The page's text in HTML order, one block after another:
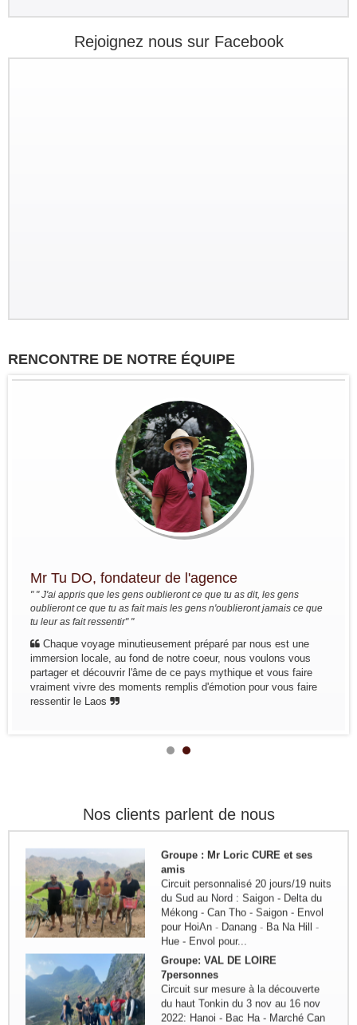
Rejoignez nous sur Facebook
RENCONTRE DE NOTRE ÉQUIPE
Mr Tu DO, fondateur de l'agence
" " J'ai appris que les gens oublieront ce que tu as dit, les gens
oublieront ce que tu as fait mais les gens n'oublieront jamais ce que
tu leur as fait ressentir" "
Chaque voyage minutieusement préparé par nous est une
immersion locale, au fond de notre coeur, nous voulons vous
partager et découvrir l'âme de ce pays mythique et vous faire
vraiment vivre des moments remplis d'émotion pour vous faire
ressentir le Laos
Nos clients parlent de nous
Circuit personnalisé 20 jours/19 nuits
du Sud au Nord : Saigon - Delta du
Mékong - Can Tho - Saigon - Envol
Hue - Envol pour...
Groupe: VAL DE LOIRE
7personnes
Circuit sur mesure à la découverte
du haut Tonkin du 3 nov au 16 nov
2022: Hanoi - Bac Ha - Marché Can
Cau - Thong Nguyen - Hoang Su Phi
- Ha Giang - Nam Dam -...
Groupe: VAR VIETNAM PASSION
2022: Marseille - Hanoi - Croisière
dans la baie de Lan Ha - Marché
ethnique Bac Ha - Thong Nguyen (
Groupe: SOURIONS A LA VIE ( 17
personnes)
Circuit à la carte pour le groupe
SOURIONS A LA VIE du 16
Remerciement de la famille
Groupe : Mr Loric CURE et ses
amis
Circuit personnalisé 20 jours/19 nuits
du Sud au Nord : Saigon - Delta du
Mékong - Can Tho - Saigon - Envol
pour HoiAn - Danang - Ba Na Hill -
Hue - Envol pour...
Groupe: VAL DE LOIRE
7personnes
Circuit sur mesure à la découverte
du haut Tonkin du 3 nov au 16 nov
2022: Hanoi - Bac Ha - Marché Can